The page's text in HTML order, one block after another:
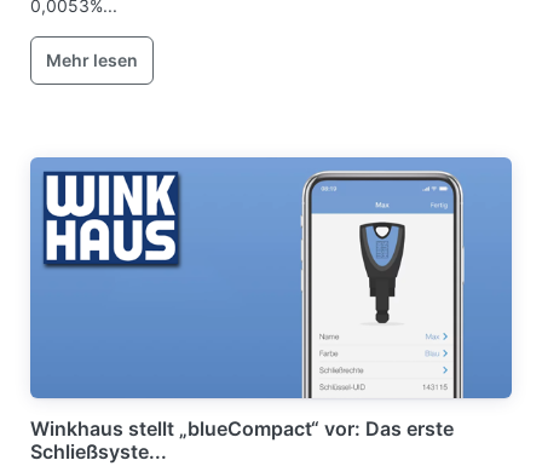
0,0053%...
Mehr lesen
Winkhaus stellt „blueCompact“ vor: Das erste
Schließsyste...